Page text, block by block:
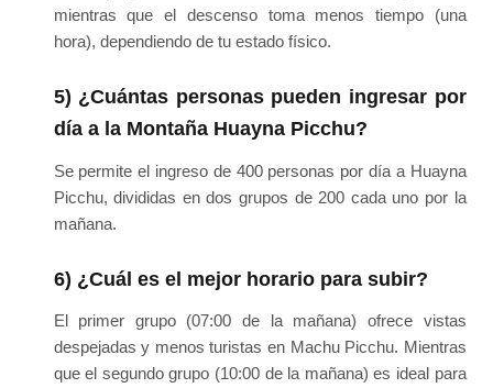
mientras que el descenso toma menos tiempo (una
hora), dependiendo de tu estado físico.
5) ¿Cuántas personas pueden ingresar por
día a la Montaña Huayna Picchu?
Se permite el ingreso de 400 personas por día a Huayna
Picchu, divididas en dos grupos de 200 cada uno por la
mañana.
6) ¿Cuál es el mejor horario para subir?
El primer grupo (07:00 de la mañana) ofrece vistas
despejadas y menos turistas en Machu Picchu. Mientras
que el segundo grupo (10:00 de la mañana) es ideal para